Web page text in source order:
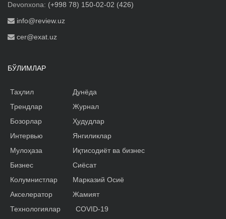
Devonxona: (+998 78) 150-02-02 (426)
info@review.uz
cer@exat.uz
БЎЛИМЛАР
Таҳлил
Трендлар
Бозорлар
Интервью
Мулоҳаза
Бизнес
Колумнистлар
Акселератор
Дунёда
Журнал
Ҳудудлар
Янгиликлар
Иқтисодиёт ва бизнес
Сиёсат
Марказий Осиё
Жамият
Технологиялар
COVID-19